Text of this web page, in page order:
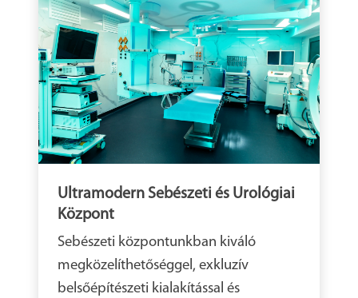
Ultramodern Sebészeti és Urológiai
Központ
Sebészeti központunkban kiváló
megközelíthetőséggel, exkluzív
belsőépítészeti kialakítással és